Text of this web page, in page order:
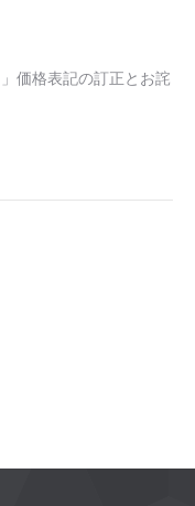
価格表記の訂正とお詫